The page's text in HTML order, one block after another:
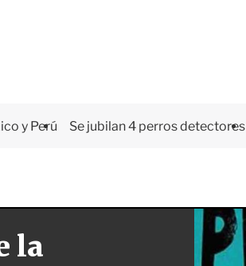
y Perú Se jubilan 4 perros detectores
la